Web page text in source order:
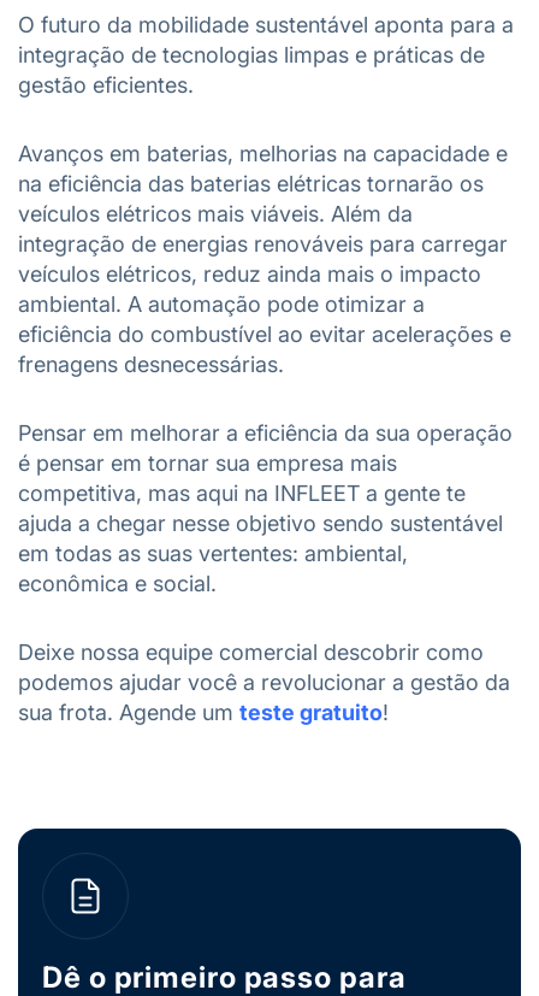
O futuro da mobilidade sustentável aponta para a
integração de tecnologias limpas e práticas de
gestão eficientes.
Avanços em baterias, melhorias na capacidade e
na eficiência das baterias elétricas tornarão os
veículos elétricos mais viáveis. Além da
integração de energias renováveis para carregar
veículos elétricos, reduz ainda mais o impacto
ambiental. A automação pode otimizar a
eficiência do combustível ao evitar acelerações e
frenagens desnecessárias.
Pensar em melhorar a eficiência da sua operação
é pensar em tornar sua empresa mais
competitiva, mas aqui na INFLEET a gente te
ajuda a chegar nesse objetivo sendo sustentável
em todas as suas vertentes: ambiental,
econômica e social.
Deixe nossa equipe comercial descobrir como
podemos ajudar você a revolucionar a gestão da
sua frota. Agende um teste gratuito!
Dê o primeiro passo para